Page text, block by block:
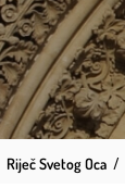
Riječ Svetog Oca